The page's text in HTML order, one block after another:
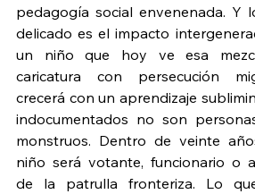
pedagogía social envenenada. Y
delicado es el impacto
un niño que hoy ve esa
caricatura con persecución
crecerá con un aprendizaje
indocumentados no son
monstruos. Dentro de veinte
niño será votante, funcionario o
de la patrulla fronteriza. Lo